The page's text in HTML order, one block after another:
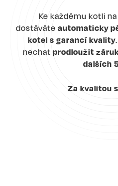
Ke každému kotli
dostáváte automaticky
kotel s garancí kvality
nechat prodloužit
dalších
Za kvalitou